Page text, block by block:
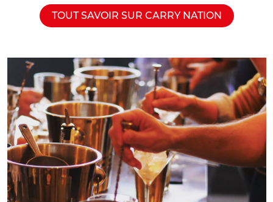
TOUT SAVOIR SUR CARRY NATION